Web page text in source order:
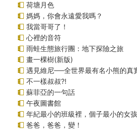
荷塘月色
媽媽，你會永遠愛我嗎？
我當哥哥了！
心裡的音符
雨蛙生態旅行團：地下探險之旅
畫一棵樹(新版)
遇見維尼──全世界最有名小熊的真
不一樣叔叔?!
蘇菲亞的一句話
午夜圖書館
年紀最小的班級裡，個子最小的女
爸爸，爸爸，變！